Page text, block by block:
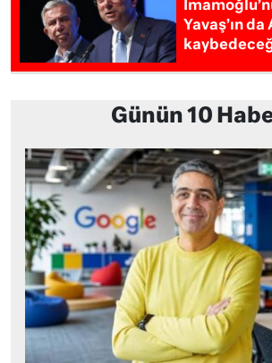
Yavaş’ın da
Günün 10